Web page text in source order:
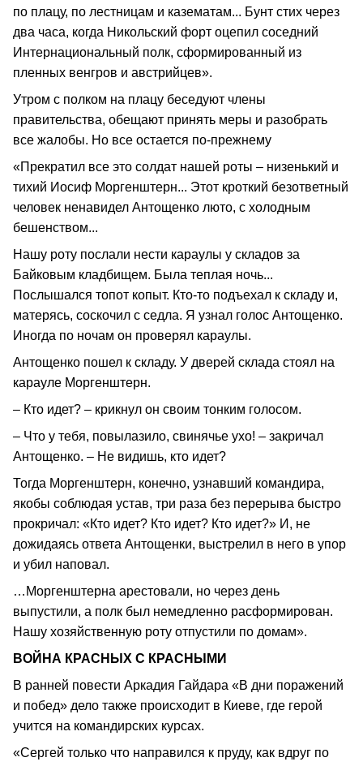
по плацу, по лестницам и казематам... Бунт стих через
два часа, когда Никольский форт оцепил соседний
Интернациональный полк, сформированный из
пленных венгров и австрийцев».
Утром с полком на плацу беседуют члены
правительства, обещают принять меры и разобрать
все жалобы. Но все остается по-прежнему
«Прекратил все это солдат нашей роты – низенький и
тихий Иосиф Моргенштерн... Этот кроткий безответный
человек ненавидел Антощенко люто, с холодным
бешенством...
Нашу роту послали нести караулы у складов за
Байковым кладбищем. Была теплая ночь...
Послышался топот копыт. Кто-то подъехал к складу и,
матерясь, соскочил с седла. Я узнал голос Антощенко.
Иногда по ночам он проверял караулы.
Антощенко пошел к складу. У дверей склада стоял на
карауле Моргенштерн.
– Кто идет? – крикнул он своим тонким голосом.
– Что у тебя, повылазило, свинячье ухо! – закричал
Антощенко. – Не видишь, кто идет?
Тогда Моргенштерн, конечно, узнавший командира,
якобы соблюдая устав, три раза без перерыва быстро
прокричал: «Кто идет? Кто идет? Кто идет?» И, не
дожидаясь ответа Антощенки, выстрелил в него в упор
и убил наповал.
…Моргенштерна арестовали, но через день
выпустили, а полк был немедленно расформирован.
Нашу хозяйственную роту отпустили по домам».
ВОЙНА КРАСНЫХ С КРАСНЫМИ
В ранней повести Аркадия Гайдара «В дни поражений
и побед» дело также происходит в Киеве, где герой
учится на командирских курсах.
«Сергей только что направился к пруду, как вдруг по